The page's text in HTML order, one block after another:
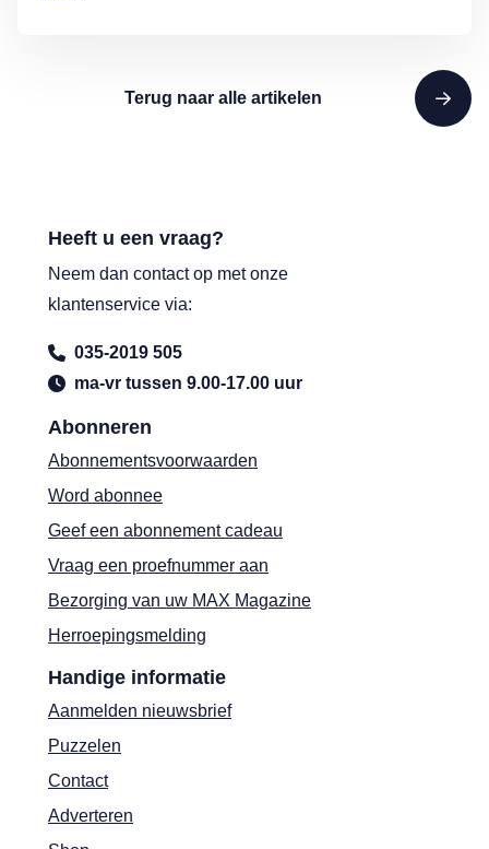
Terug naar alle artikelen
Abonneren
Abonnementsvoorwaarden
Word abonnee
Geef een abonnement cadeau
Vraag een proefnummer aan
Bezorging van uw MAX Magazine
Herroepingsmelding
Handige informatie
Aanmelden nieuwsbrief
Puzzelen
Contact
Adverteren
Heeft u een vraag?
Neem dan contact op met onze
klantenservice via:
035-2019 505
ma-vr tussen 9.00-17.00 uur